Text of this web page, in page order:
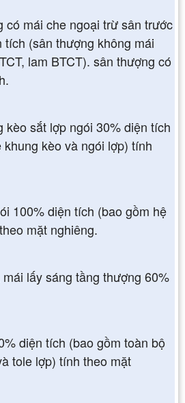
có mái che ngoại trừ sân trước
tích (sân thượng không mái
lam BTCT). sân thượng có
kèo sắt lợp ngói 30% diện tích
kèo và ngói lợp) tính
100% diện tích (bao gồm hệ
mặt nghiêng.
lấy sáng tầng thượng 60%
diện tích (bao gồm toàn bộ
tole lợp) tính theo mặt